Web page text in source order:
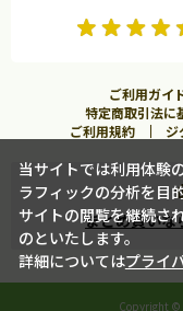
ご利用ガイ
特定商取引法に
ご利用規約
ジ
まとめ買いな
Copyright ©
当サイトでは利用体験
ラフィックの分析を目
サイトの閲覧を継続さ
のといたします。
詳細についてはプライ